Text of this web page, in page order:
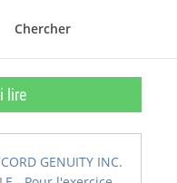
Chercher
lire